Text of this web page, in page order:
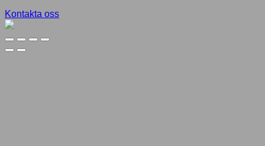
Kontakta oss